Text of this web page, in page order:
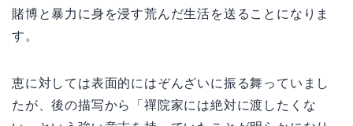
賭博と暴力に身を浸す荒んだ生活を送ることになりま
す。
恵に対しては表面的にはぞんざいに振る舞っていまし
たが、後の描写から「禪院家には絶対に渡したくな